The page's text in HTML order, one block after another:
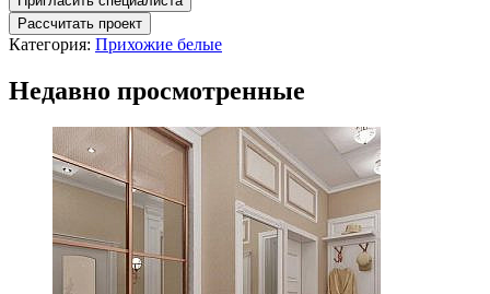
Рассчитать проект
Категория: Прихожие белые
Недавно просмотренные